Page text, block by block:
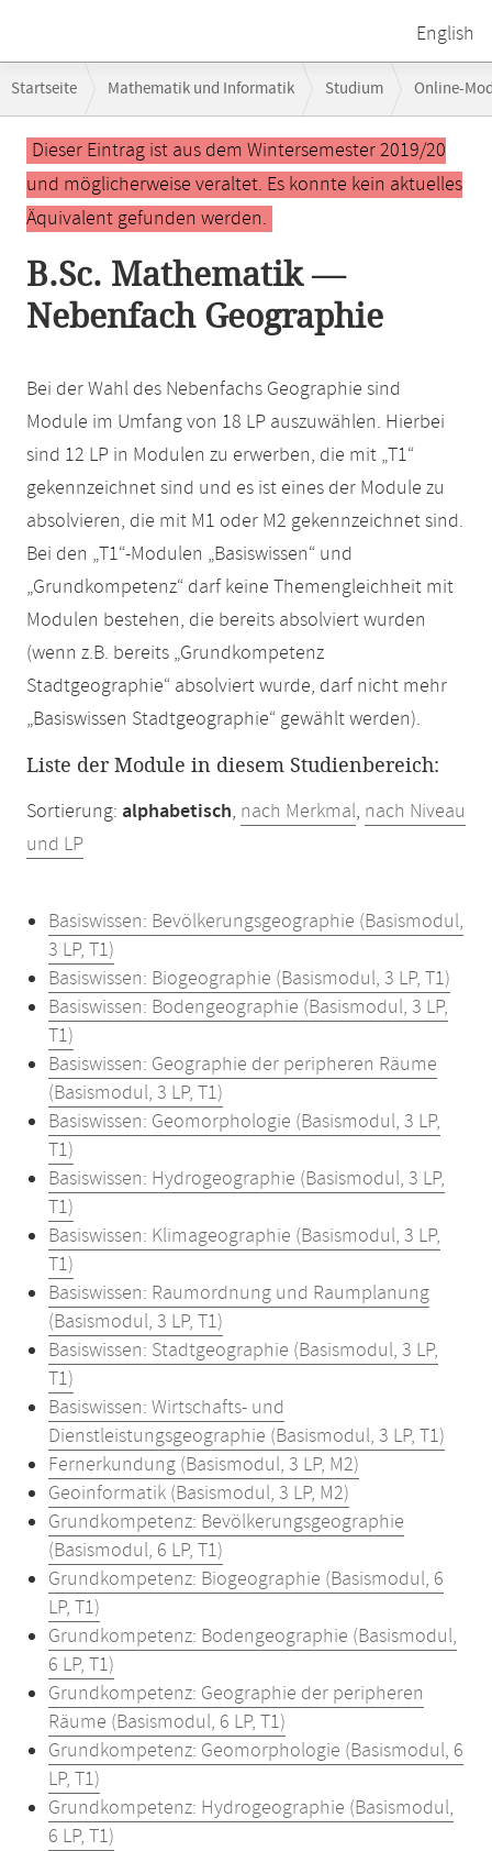
English
Navigation
Startseite Mathematik und Informatik Studium Online-
Hauptinhalt
Dieser Eintrag ist aus dem Wintersemester 2019/20
und möglicherweise veraltet. Es konnte kein aktuelles
Äquivalent gefunden werden.
B.Sc. Mathematik —
Nebenfach Geographie
Bei der Wahl des Nebenfachs Geographie sind
Module im Umfang von 18 LP auszuwählen. Hierbei
sind 12 LP in Modulen zu erwerben, die mit „T1“
gekennzeichnet sind und es ist eines der Module zu
absolvieren, die mit M1 oder M2 gekennzeichnet sind.
Bei den „T1“-Modulen „Basiswissen“ und
„Grundkompetenz“ darf keine Themengleichheit mit
Modulen bestehen, die bereits absolviert wurden
(wenn z.B. bereits „Grundkompetenz
Stadtgeographie“ absolviert wurde, darf nicht mehr
„Basiswissen Stadtgeographie“ gewählt werden).
Liste der Module in diesem Studienbereich:
Sortierung: alphabetisch, nach Merkmal, nach Niveau
und LP
Basiswissen: Bevölkerungsgeographie (Basismodul,
3 LP, T1)
Basiswissen: Biogeographie (Basismodul, 3 LP, T1)
Basiswissen: Bodengeographie (Basismodul, 3 LP,
T1)
Basiswissen: Geographie der peripheren Räume
(Basismodul, 3 LP, T1)
Basiswissen: Geomorphologie (Basismodul, 3 LP,
T1)
Basiswissen: Hydrogeographie (Basismodul, 3 LP,
T1)
Basiswissen: Klimageographie (Basismodul, 3 LP,
T1)
Basiswissen: Raumordnung und Raumplanung
(Basismodul, 3 LP, T1)
Basiswissen: Stadtgeographie (Basismodul, 3 LP,
T1)
Basiswissen: Wirtschafts- und
Dienstleistungsgeographie (Basismodul, 3 LP, T1)
Fernerkundung (Basismodul, 3 LP, M2)
Geoinformatik (Basismodul, 3 LP, M2)
Grundkompetenz: Bevölkerungsgeographie
(Basismodul, 6 LP, T1)
Grundkompetenz: Biogeographie (Basismodul, 6
LP, T1)
Grundkompetenz: Bodengeographie (Basismodul,
6 LP, T1)
Grundkompetenz: Geographie der peripheren
Räume (Basismodul, 6 LP, T1)
Grundkompetenz: Geomorphologie (Basismodul, 6
LP, T1)
Grundkompetenz: Hydrogeographie (Basismodul,
6 LP, T1)